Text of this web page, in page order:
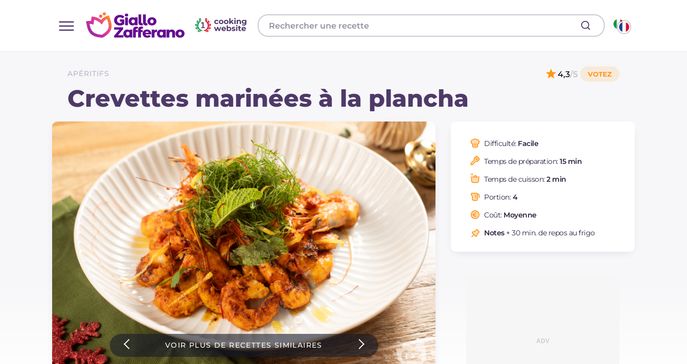
Toutes les recettes
Plats principaux
Boissons et rafraîchissements
Accompagnement
Pizzas et focaccia
Gateaux et patisserie
Dernieres recettes
Instagram
APÉRITIFS
Crevettes marinées à la plancha
4,3/5
VOIR PLUS DE RECETTES SIMILAIRES
Difficulté: Facile
Temps de préparation:15 min
Temps de cuisson:2 min
Portion:4
Coût: Moyenne
Notes+ 30 min. de repos au frigo